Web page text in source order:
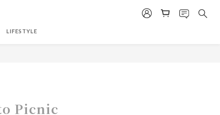
LIFESTYLE
Picnic